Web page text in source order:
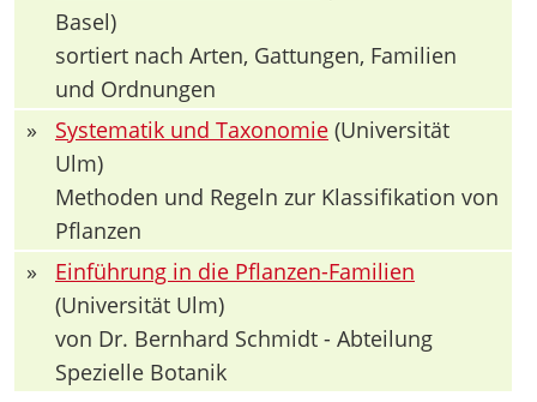
Basel)
sortiert nach Arten, Gattungen, Familien
und Ordnungen
»
Systematik und Taxonomie (Universität
Ulm)
Methoden und Regeln zur Klassifikation von
Pflanzen
»
Einführung in die Pflanzen-Familien
(Universität Ulm)
von Dr. Bernhard Schmidt - Abteilung
Spezielle Botanik